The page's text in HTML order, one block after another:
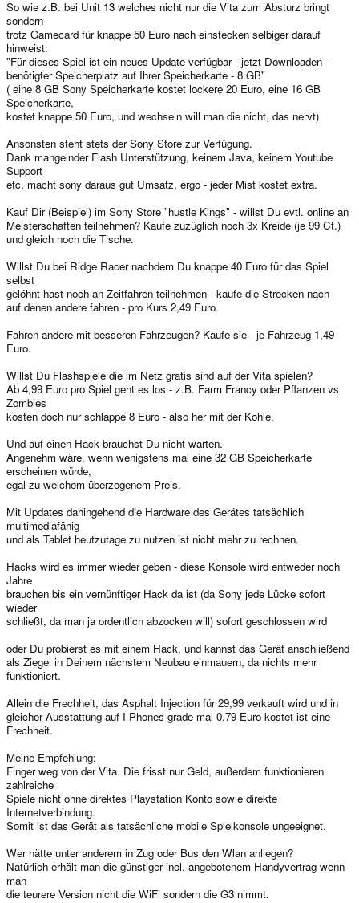
So wie z.B. bei Unit 13 welches nicht nur die Vita zum Absturz bringt
sondern
trotz Gamecard für knappe 50 Euro nach einstecken selbiger darauf
hinweist:
"Für dieses Spiel ist ein neues Update verfügbar - jetzt Downloaden -
benötigter Speicherplatz auf Ihrer Speicherkarte - 8 GB"
( eine 8 GB Sony Speicherkarte kostet lockere 20 Euro, eine 16 GB
Speicherkarte,
kostet knappe 50 Euro, und wechseln will man die nicht, das nervt)
Ansonsten steht stets der Sony Store zur Verfügung.
Dank mangelnder Flash Unterstützung, keinem Java, keinem Youtube
Support
etc, macht sony daraus gut Umsatz, ergo - jeder Mist kostet extra.
Kauf Dir (Beispiel) im Sony Store "hustle Kings" - willst Du evtl. online an
Meisterschaften teilnehmen? Kaufe zuzüglich noch 3x Kreide (je 99 Ct.)
und gleich noch die Tische.
Willst Du bei Ridge Racer nachdem Du knappe 40 Euro für das Spiel
selbst
gelöhnt hast noch an Zeitfahren teilnehmen - kaufe die Strecken nach
auf denen andere fahren - pro Kurs 2,49 Euro.
Fahren andere mit besseren Fahrzeugen? Kaufe sie - je Fahrzeug 1,49
Euro.
Willst Du Flashspiele die im Netz gratis sind auf der Vita spielen?
Ab 4,99 Euro pro Spiel geht es los - z.B. Farm Francy oder Pflanzen vs
Zombies
kosten doch nur schlappe 8 Euro - also her mit der Kohle.
Und auf einen Hack brauchst Du nicht warten.
Angenehm wäre, wenn wenigstens mal eine 32 GB Speicherkarte
erscheinen würde,
egal zu welchem überzogenem Preis.
Mit Updates dahingehend die Hardware des Gerätes tatsächlich
multimediafähig
und als Tablet heutzutage zu nutzen ist nicht mehr zu rechnen.
Hacks wird es immer wieder geben - diese Konsole wird entweder noch
Jahre
brauchen bis ein vernünftiger Hack da ist (da Sony jede Lücke sofort
wieder
schließt, da man ja ordentlich abzocken will) sofort geschlossen wird
oder Du probierst es mit einem Hack, und kannst das Gerät anschließend
als Ziegel in Deinem nächstem Neubau einmauern, da nichts mehr
funktioniert.
Allein die Frechheit, das Asphalt Injection für 29,99 verkauft wird und in
gleicher Ausstattung auf I-Phones grade mal 0,79 Euro kostet ist eine
Frechheit.
Meine Empfehlung:
Finger weg von der Vita. Die frisst nur Geld, außerdem funktionieren
zahlreiche
Spiele nicht ohne direktes Playstation Konto sowie direkte
Internetverbindung.
Somit ist das Gerät als tatsächliche mobile Spielkonsole ungeeignet.
Wer hätte unter anderem in Zug oder Bus den Wlan anliegen?
Natürlich erhält man die günstiger incl. angebotenem Handyvertrag wenn
man
die teurere Version nicht die WiFi sondern die G3 nimmt.